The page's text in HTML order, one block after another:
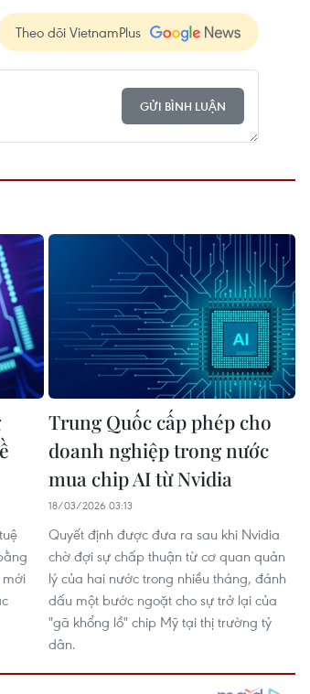
Theo dõi VietnamPlus
GỬI BÌNH LUẬN
mới
Trung Quốc cấp phép cho
doanh nghiệp trong nước
mua chip AI từ Nvidia
18/03/2026 03:13
Quyết định được đưa ra sau khi Nvidia
chờ đợi sự chấp thuận từ cơ quan quản
lý của hai nước trong nhiều tháng, đánh
dấu một bước ngoặt cho sự trở lại của
"gã khổng lồ" chip Mỹ tại thị trường tỷ
dân.